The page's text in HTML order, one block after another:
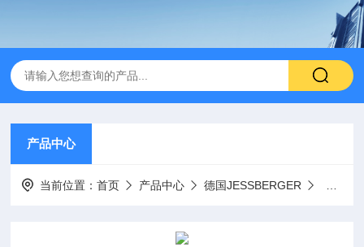
产品中心
当前位置：首页 产品中心 德国JESSBERGER